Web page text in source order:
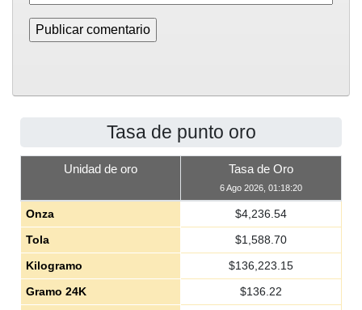
Tasa de punto oro
Unidad de oro Tasa de Oro
6 Ago 2026, 01:18:20
Onza $4,236.54
Tola
$1,588.70
Kilogramo
$136,223.15
Gramo 24K
$136.22